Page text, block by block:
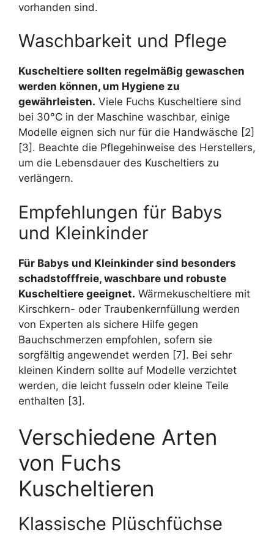
vorhanden sind.
Waschbarkeit und Pflege
Kuscheltiere sollten regelmäßig gewaschen
werden können, um Hygiene zu
gewährleisten. Viele Fuchs Kuscheltiere sind
bei 30°C in der Maschine waschbar, einige
Modelle eignen sich nur für die Handwäsche [2]
[3]. Beachte die Pflegehinweise des Herstellers,
um die Lebensdauer des Kuscheltiers zu
verlängern.
Empfehlungen für Babys
und Kleinkinder
Für Babys und Kleinkinder sind besonders
schadstofffreie, waschbare und robuste
Kuscheltiere geeignet. Wärmekuscheltiere mit
Kirschkern- oder Traubenkernfüllung werden
von Experten als sichere Hilfe gegen
Bauchschmerzen empfohlen, sofern sie
sorgfältig angewendet werden [7]. Bei sehr
kleinen Kindern sollte auf Modelle verzichtet
werden, die leicht fusseln oder kleine Teile
enthalten [3].
Verschiedene Arten
von Fuchs
Kuscheltieren
Klassische Plüschfüchse